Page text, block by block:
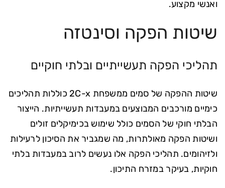
ואנשי מקצוע.
שיטות הפקה וסינטזה
תהליכי הפקה תעשייתיים ובלתי חוקיים
שיטות ההפקה של סמים ממשפחת 2C-x כוללות תהליכים
כימיים מורכבים המבוצעים במעבדות תעשייתיות. הייצור
הבלתי חוקי של הסמים כולל שימוש בכימיקלים זולים
ושיטות הפקה מאולתרות, מה שמגביר את הסיכון לרעילות
ולזיהומים. תהליכי הפקה אלו נעשים לרוב במעבדות בלתי
חוקיות, בעיקר במזרח התיכון.